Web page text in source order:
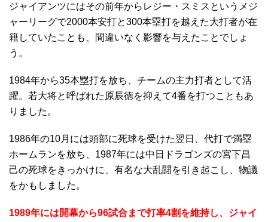
ジャイアンツにはその前年からレジー・スミスというメジ
ャーリーグで2000本安打と300本塁打を越えた大打者が在
籍していたことも、間違いなく影響を与えたことでしょ
う。
1984年から35本塁打を放ち、チームの主力打者として活
躍。若大将と呼ばれた原辰徳を抑えて4番を打つこともあ
りました。
1986年の10月には頭部に死球を受けた翌日、代打で満塁
ホームランを放ち、1987年には中日ドラゴンズの宮下昌
己の死球をきっかけに、有名な大乱闘を引き起こし、物議
をかもしました。
1989年には開幕から96試合まで打率4割を維持し、ジャイ